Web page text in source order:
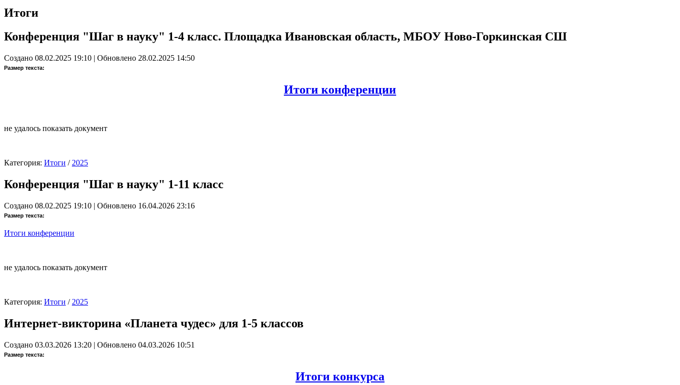
Итоги
Конференция "Шаг в науку" 1-4 класс. Площадка Ивановская область, МБОУ Ново-Горкинская СШ
Создано 08.02.2025 19:10 | Обновлено 28.02.2025 14:50
Размер текста:
Итоги конференции
не удалось показать документ
Категория: Итоги / 2025
Конференция "Шаг в науку" 1-11 класс
Создано 08.02.2025 19:10 | Обновлено 16.04.2026 23:16
Размер текста:
Итоги конференции
не удалось показать документ
Категория: Итоги / 2025
Интернет-викторина «Планета чудес» для 1-5 классов
Создано 03.03.2026 13:20 | Обновлено 04.03.2026 10:51
Размер текста:
Итоги конкурса